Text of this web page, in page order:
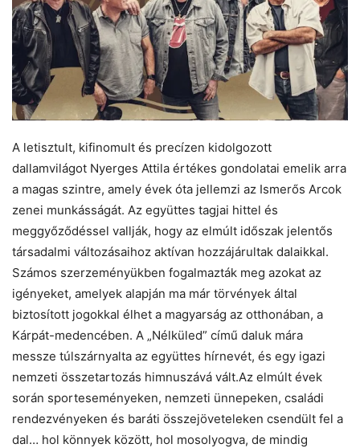
A letisztult, kifinomult és precízen kidolgozott
dallamvilágot Nyerges Attila értékes gondolatai emelik arra
a magas szintre, amely évek óta jellemzi az Ismerős Arcok
zenei munkásságát. Az együttes tagjai hittel és
meggyőződéssel vallják, hogy az elmúlt időszak jelentős
társadalmi változásaihoz aktívan hozzájárultak dalaikkal.
Számos szerzeményükben fogalmazták meg azokat az
igényeket, amelyek alapján ma már törvények által
biztosított jogokkal élhet a magyarság az otthonában, a
Kárpát-medencében. A „Nélküled” című daluk mára
messze túlszárnyalta az együttes hírnevét, és egy igazi
nemzeti összetartozás himnuszává vált.Az elmúlt évek
során sporteseményeken, nemzeti ünnepeken, családi
rendezvényeken és baráti összejöveteleken csendült fel a
dal… hol könnyek között, hol mosolyogva, de mindig